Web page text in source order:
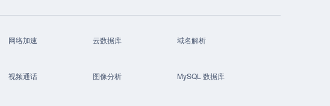
网络加速 云数据库
域名解析
视频通话 图像分析
MySQL 数据库